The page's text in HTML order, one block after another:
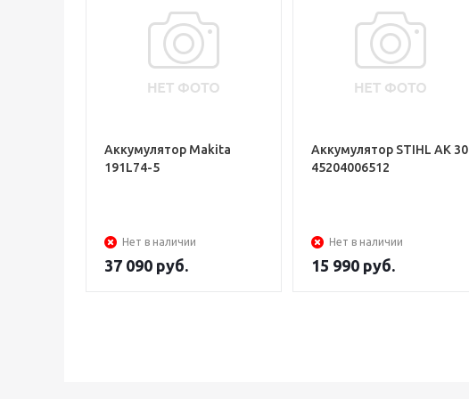
Аккумулятор Makita
191L74-5
Нет в наличии
37 090 руб.
Аккумулятор STIHL АK 30
45204006512
Нет в наличии
15 990 руб.